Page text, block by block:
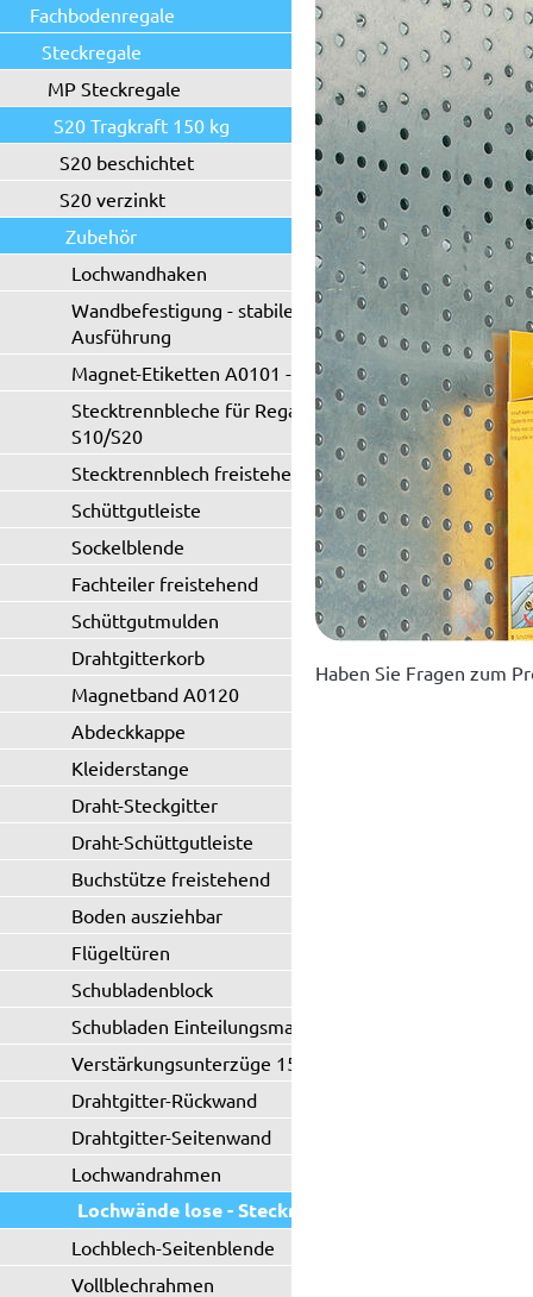
Fachbodenregale
Steckregale
MP Steckregale
S20 Tragkraft 150 kg
S20 beschichtet
S20 verzinkt
Zubehör
Lochwandhaken
Wandbefestigung - stabile
Ausführung
Magnet-Etiketten A0101 - A0102
Stecktrennbleche für Regaltyp
S10/S20
Stecktrennblech freistehend
Schüttgutleiste
Sockelblende
Fachteiler freistehend
Schüttgutmulden
Drahtgitterkorb
Magnetband A0120
Abdeckkappe
Kleiderstange
Draht-Steckgitter
Draht-Schüttgutleiste
Buchstütze freistehend
Boden ausziehbar
Flügeltüren
Schubladenblock
Schubladen Einteilungsmaterial
Verstärkungsunterzüge 150 kg
Drahtgitter-Rückwand
Drahtgitter-Seitenwand
Lochwandrahmen
Lochwände lose - Steckregal
Lochblech-Seitenblende
Vollblechrahmen
Haben Sie Fragen zum